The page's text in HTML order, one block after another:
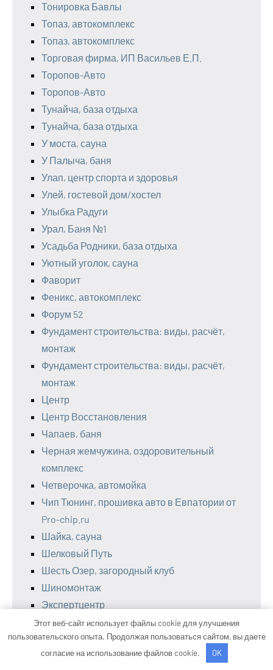
Тонировка Бавлы
Топаз, автокомплекс
Топаз, автокомплекс
Торговая фирма, ИП Васильев Е.П.
Торопов-Авто
Торопов-Авто
Тунайча, база отдыха
Тунайча, база отдыха
У моста, сауна
У Палыча, баня
Улап, центр спорта и здоровья
Улей, гостевой дом/хостел
Улыбка Радуги
Урал, Баня №1
Усадьба Родники, база отдыха
Уютный уголок, сауна
Фаворит
Феникс, автокомплекс
Форум 52
Фундамент строительства: виды, расчёт,
монтаж
Фундамент строительства: виды, расчёт,
монтаж
Центр
Центр Восстановления
Чапаев, баня
Черная жемчужина, оздоровительный
комплекс
Четверочка, автомойка
Чип Тюнинг, прошивка авто в Евпатории от
Pro-chip.ru
Шайка, сауна
Шелковый Путь
Шесть Озер, загородный клуб
Шиномонтаж
Экспертцентр
Этот веб-сайт использует файлы cookie для улучшения
пользовательского опыта. Продолжая пользоваться сайтом, вы даете
согласие на использование файлов cookie.
OK